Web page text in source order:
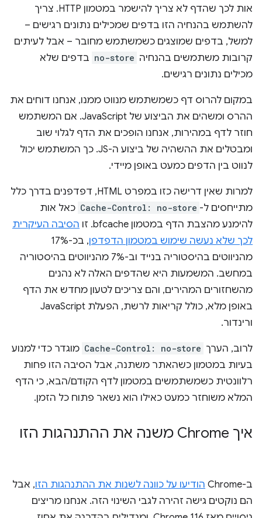
אות לכך שהדף לא צריך להישמר במטמון HTTP. צריך
להשתמש בהנחיה הזו בדפים שמכילים נתונים רגישים –
למשל, בדפים שמוצגים כשמשתמש מחובר – אבל לעיתים
קרובות משתמשים בהנחיה no-store בדפים שלא
מכילים נתונים רגישים.
במקום להרוס דף כשמשתמש מנווט ממנו, אנחנו דוחים את
ההרס ומשהים את הביצוע של JavaScript. אם המשתמש
חוזר לדף במהירות, אנחנו הופכים את הדף לגלוי שוב
ומבטלים את ההשהיה של ביצוע ה-JS. כך המשתמש יכול
לנווט בין הדפים כמעט באופן מיידי.
למרות שאין דרישה כזו במפרט HTML, דפדפנים בדרך כלל
מתייחסים ל- Cache-Control: no-store כאל אות
להימנע מהצבת הדף במטמון bfcache. זו
הסיבה העיקרית
לכך שלא נעשה שימוש במטמון הדפדפן
, בכ-17%
מהניווטים בהיסטוריה בנייד וב-7% מהניווטים בהיסטוריה
במחשב. המשמעות היא שהדפים האלה לא נהנים
מהשחזורים המהירים, והם צריכים לטעון מחדש את הדף
באופן מלא, כולל קריאות לרשת, הפעלת JavaScript
ורינדור.
לרוב, הערך Cache-Control: no-store מוגדר כדי למנוע
בעיות במטמון כשהאתר משתנה, אבל הסיבה הזו פחות
רלוונטית כשמשתמשים במטמון לדף הקודם/הבא, כי הדף
המלא משוחזר כמעט כאילו הוא נשאר פתוח כל הזמן.
איך Chrome משנה את ההתנהגות הזו
ב-Chrome הודיעו על כוונה לשנות את ההתנהגות הזו, אבל
הם נוקטים גישה זהירה לגבי השינוי הזה. אנחנו מריצים